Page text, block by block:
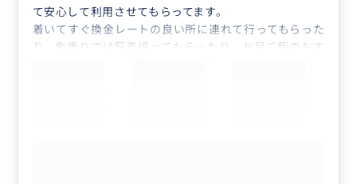
て安心して利用させてもらってます。
着いてすぐ換金レートの良い所に連れて行ってもらった
り、象乗りでは写真撮ってもらったり、お昼ご飯のおす